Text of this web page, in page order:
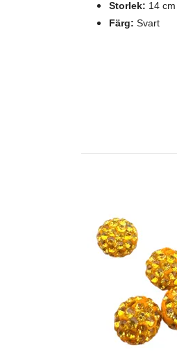
Storlek: 14 cm
Färg: Svart